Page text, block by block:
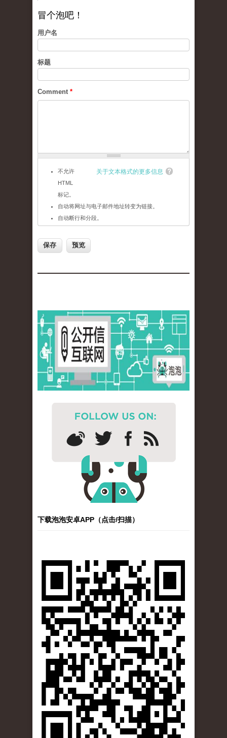
冒个泡吧！
用户名
标题
Comment *
关于文本格式的更多信息
不允许
HTML
标记。
自动将网址与电子邮件地址转变为链接。
自动断行和分段。
下载泡泡安卓APP（点击/扫描）